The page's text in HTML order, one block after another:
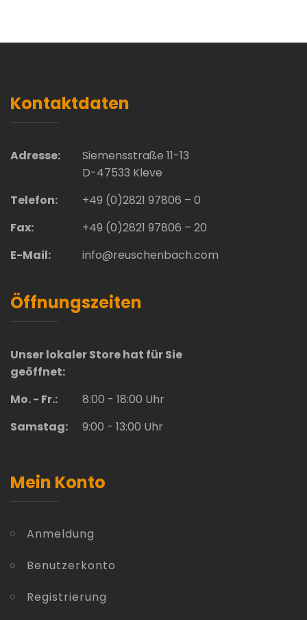
Kontaktdaten
Adresse:
Siemensstraße 11-13
D-47533 Kleve
Telefon:
+49 (0)2821 97806 – 0
Fax:
+49 (0)2821 97806 – 20
E-Mail:
info@reuschenbach.com
Öffnungszeiten
Unser lokaler Store hat für Sie
geöffnet:
Mo. - Fr.:
8:00 - 18:00 Uhr
Samstag:
9:00 - 13:00 Uhr
Mein Konto
Anmeldung
Benutzerkonto
Registrierung